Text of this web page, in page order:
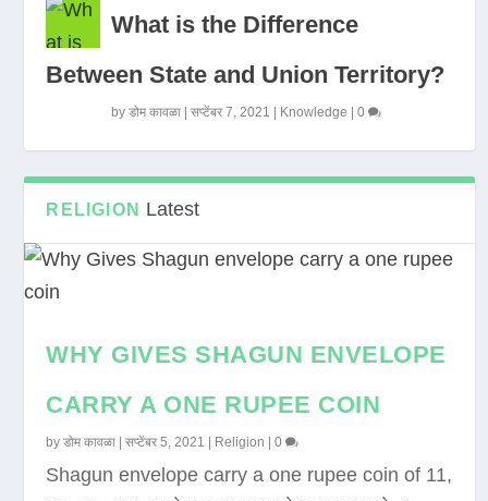
What is the Difference
Between State and Union Territory?
byडोम कावळा |सप्टेंबर 7, 2021 Knowledge |0
RELIGION Latest
WHY GIVES SHAGUN ENVELOPE
CARRY A ONE RUPEE COIN
byडोम कावळा |सप्टेंबर 5, 2021 Religion |0
Shagun envelope carry a one rupee coin of 11,